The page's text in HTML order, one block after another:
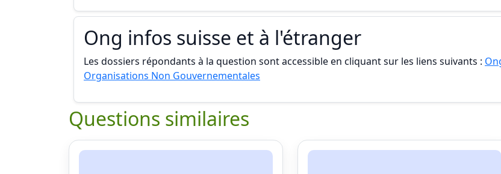
Ong infos suisse et à l'étranger
Les dossiers répondants à la question sont accessible en cliquant sur les liens suivants :
Organisations Non Gouvernementales
Questions similaires